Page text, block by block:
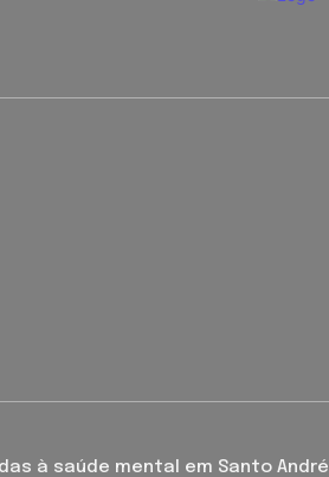
à saúde mental em Santo André